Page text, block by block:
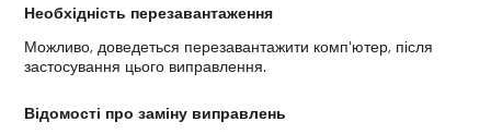
Необхідність перезавантаження
Можливо, доведеться перезавантажити комп'ютер, після
застосування цього виправлення.
Відомості про заміну виправлень